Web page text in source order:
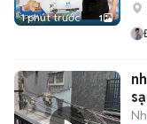
1 phút trước 1